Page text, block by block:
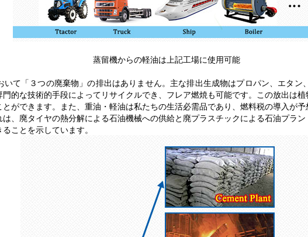
蒸留機からの軽油は上記工場に使用可能
いて「３つの廃棄物」の排出はありません。主な排出生成物はプロパン、エタン
的な技術的手段によってリサイクルでき、フレア燃焼も可能です。この放出は
ができます。また、重油・軽油は私たちの生活必需品であり、燃料税の導入が
、廃タイヤの熱分解による石油機械への供給と廃プラスチックによる石油プラ
ことを示しています。